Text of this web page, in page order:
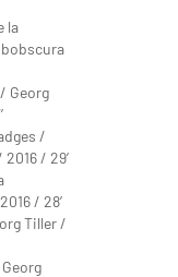
la
Georg
/
/ 29’
/ 28’
Tiller /